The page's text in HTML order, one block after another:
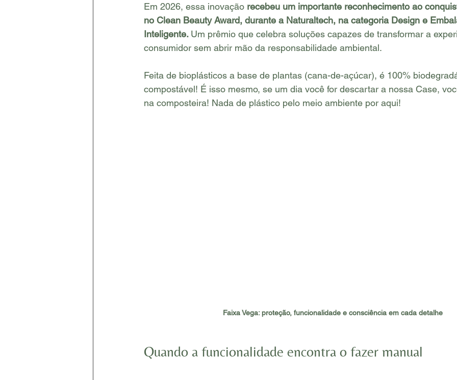
Em 2026, essa inovação recebeu um importante reconhecimento ao
no Clean Beauty Award, durante a Naturaltech, na categoria Design e
Inteligente. Um prêmio que celebra soluções capazes de transformar a
consumidor sem abrir mão da responsabilidade ambiental.
Feita de bioplásticos a base de plantas (cana-de-açúcar), é 100%
compostável! É isso mesmo, se um dia você for descartar a nossa Case,
na composteira! Nada de plástico pelo meio ambiente por aqui!
Faixa Vega: proteção, funcionalidade e consciência em cada detalhe
Quando a funcionalidade encontra o fazer manual